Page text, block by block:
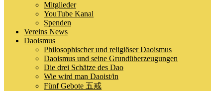
Mitglieder
YouTube Kanal
Spenden
Vereins News
Daoismus
Philosophischer und religiöser Daoismus
Daoismus und seine Grundüberzeugungen
Die drei Schätze des Dao
Wie wird man Daoist/in
Fünf Gebote 五戒